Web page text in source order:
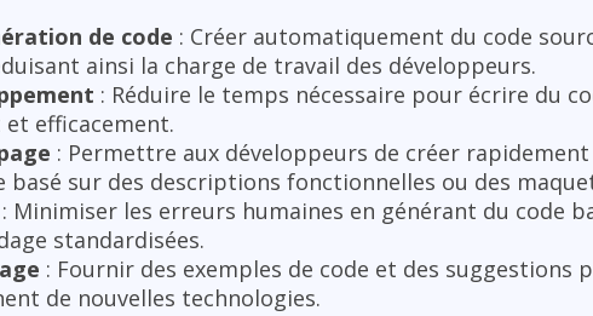
de code : Créer automatiquement du code
ainsi la charge de travail des développeurs.
: Réduire le temps nécessaire pour écrire du
efficacement.
: Permettre aux développeurs de créer
basé sur des descriptions fonctionnelles ou des
: Minimiser les erreurs humaines en générant du code
standardisées.
: Fournir des exemples de code et des suggestions
de nouvelles technologies.